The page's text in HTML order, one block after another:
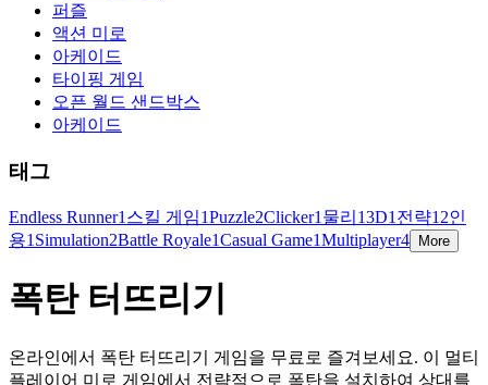
퍼즐
액션 미로
아케이드
타이핑 게임
오픈 월드 샌드박스
아케이드
태그
Endless Runner1 스킬 게임1Puzzle2Clicker1 물리 13D1 전략1 2인
용1 Simulation2Battle Royale1Casual Game1Multiplayer4 More
폭탄 터뜨리기
온라인에서 폭탄 터뜨리기 게임을 무료로 즐겨보세요. 이 멀티
플레이어 미로 게임에서 전략적으로 폭탄을 설치하여 상대를